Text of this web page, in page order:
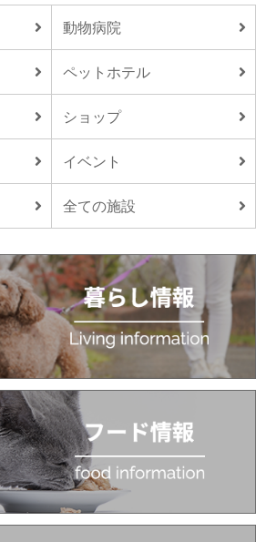
動物病院
ペットホテル
ショップ
イベント
全ての施設